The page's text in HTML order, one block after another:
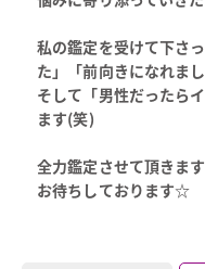
私の鑑定を受けて下さ
た」「前向きになれま
そして「男性だったら
ます(笑)
全力鑑定させて頂きま
お待ちしております☆